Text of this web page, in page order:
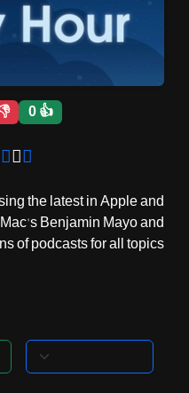
سوالات
متداول
👍 0
0
the latest in Apple and
Benjamin Mayo and
podcasts for all topics....